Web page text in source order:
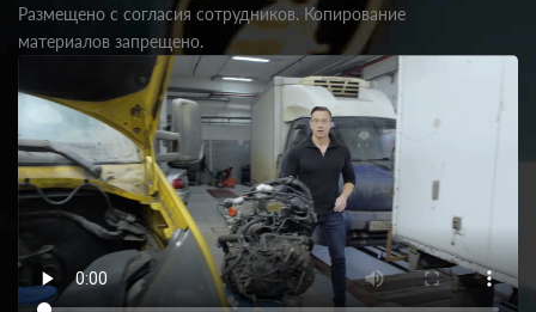
Размещено с согласия сотрудников. Копирование
материалов запрещено.